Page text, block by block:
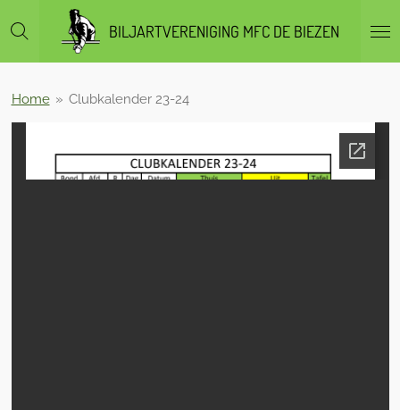
direct
hoofdinhoud
BILJARTVERENIGING MFC DE BIEZEN
Home » Clubkalender 23-24